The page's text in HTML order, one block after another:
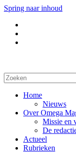
Spring naar inhoud
Home
Nieuws
Over Omega
Missie en
De
Actueel
Rubrieken